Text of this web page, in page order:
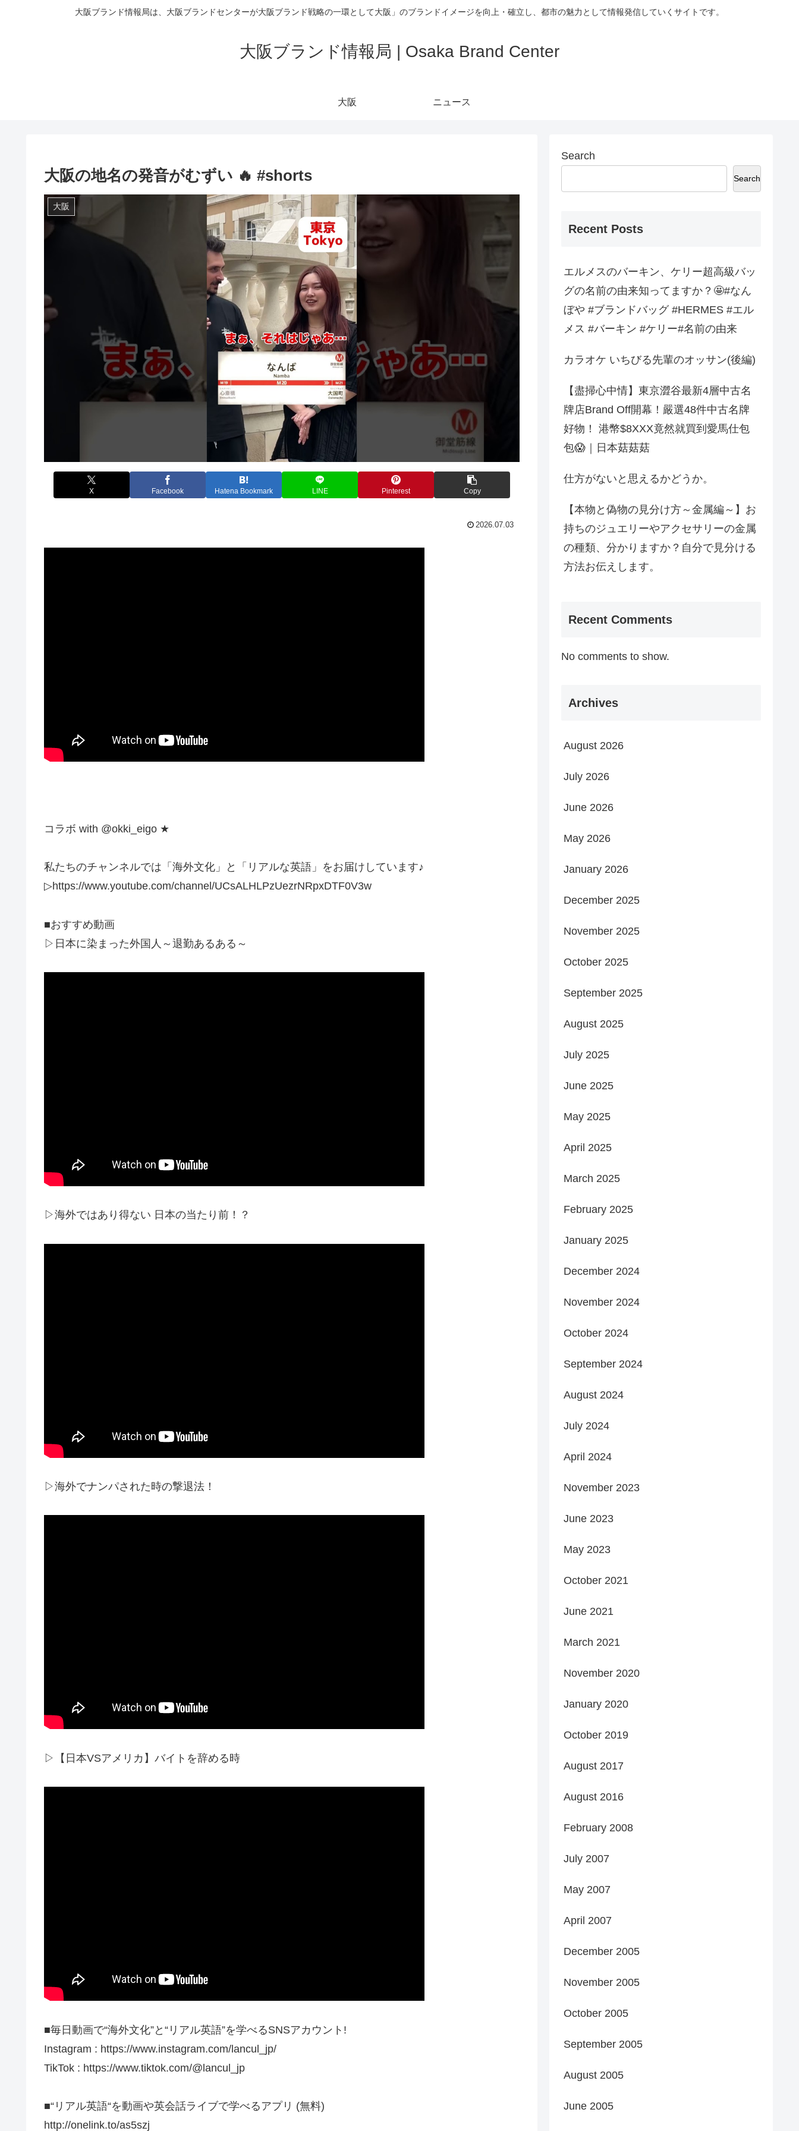
大阪ブランド情報局は、大阪ブランドセンターが大阪ブランド戦略の一環として大阪」のブランドイメージを向上・確立し、都市の魅力として情報発信していくサイトです。
大阪ブランド情報局 | Osaka Brand Center
大阪 ニュース
大阪の地名の発音がむずい 🔥 #shorts
大阪
X Facebook Hatena Bookmark LINE Pinterest Copy
2026.07.03
コラボ with @okki_eigo ★
私たちのチャンネルでは「海外文化」と「リアルな英語」をお届けしています♪
▷https://www.youtube.com/channel/UCsALHLPzUezrNRpxDTF0V3w
■おすすめ動画
▷日本に染まった外国人～退勤あるある～
▷海外ではあり得ない 日本の当たり前！？
▷海外でナンパされた時の撃退法！
▷【日本VSアメリカ】バイトを辞める時
■毎日動画で“海外文化”と“リアル英語”を学べるSNSアカウント!
Instagram : https://www.instagram.com/lancul_jp/
TikTok : https://www.tiktok.com/@lancul_jp
■“リアル英語“を動画や英会話ライブで学べるアプリ (無料)
http://onelink.to/as5szj
Search
Search
Recent Posts
エルメスのバーキン、ケリー超高級バッ
グの名前の由来知ってますか？🤩️#なん
ぼや #ブランドバッグ #HERMES #エル
メス #バーキン #ケリー#名前の由来
カラオケ いちびる先輩のオッサン(後編)
【盡掃心中情】東京澀谷最新4層中古名
牌店Brand Off開幕！嚴選48件中古名牌
好物！ 港幣$8XXX竟然就買到愛馬仕包
包😱｜日本菇菇菇
仕方がないと思えるかどうか。
【本物と偽物の見分け方～金属編～】お
持ちのジュエリーやアクセサリーの金属
の種類、分かりますか？自分で見分ける
方法お伝えします。
Recent Comments
No comments to show.
Archives
August 2026
July 2026
June 2026
May 2026
January 2026
December 2025
November 2025
October 2025
September 2025
August 2025
July 2025
June 2025
May 2025
April 2025
March 2025
February 2025
January 2025
December 2024
November 2024
October 2024
September 2024
August 2024
July 2024
April 2024
November 2023
June 2023
May 2023
October 2021
June 2021
March 2021
November 2020
January 2020
October 2019
August 2017
August 2016
February 2008
July 2007
May 2007
April 2007
December 2005
November 2005
October 2005
September 2005
August 2005
June 2005